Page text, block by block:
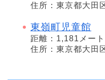
住所：東京都大田
東嶺町児童館
距離：1,181メー
住所：東京都大田